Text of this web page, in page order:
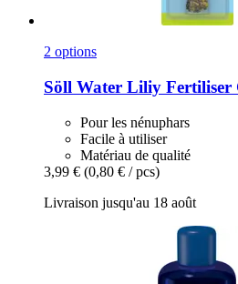
2 options
Söll Water Liliy Fertiliser
Pour les nénuphars
Facile à utiliser
Matériau de qualité
3,99 € (0,80 € / pcs)
Livraison jusqu'au 18 août